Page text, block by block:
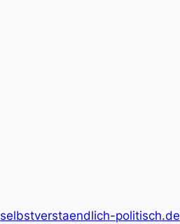
selbstverstaendlich-politisch.de